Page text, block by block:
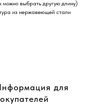
выбрать другую длину)
из нержавеющей стали
для